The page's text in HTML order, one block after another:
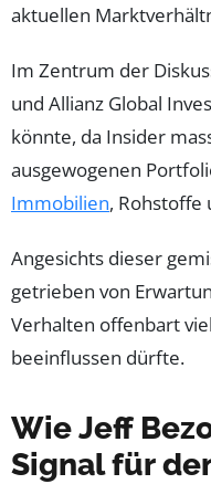
aktuellen
Im Zentrum der
und Allianz Global
könnte, da Insider
ausgewogenen
Immobilien, Rohstoffe
Angesichts dieser
getrieben von
Verhalten offenbart
beeinflussen dürfte.
Wie Jeff
Signal für